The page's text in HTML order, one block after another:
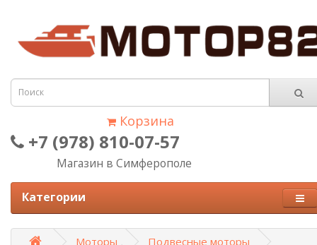
Корзина
+7 (978) 810-07-57
Магазин в Симферополе
Категории
Моторы
Подвесные моторы